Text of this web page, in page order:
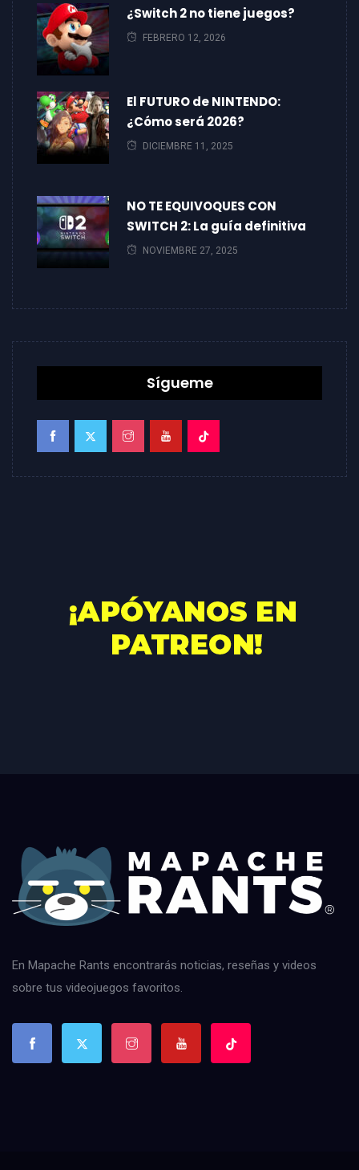
¿Switch 2 no tiene juegos?
FEBRERO 12, 2026
El FUTURO de NINTENDO:
¿Cómo será 2026?
DICIEMBRE 11, 2025
NO TE EQUIVOQUES CON
SWITCH 2: La guía definitiva
NOVIEMBRE 27, 2025
Sígueme
En Mapache Rants encontrarás noticias, reseñas y videos
sobre tus videojuegos favoritos.